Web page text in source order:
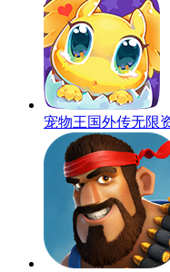
宠物王国外传无限